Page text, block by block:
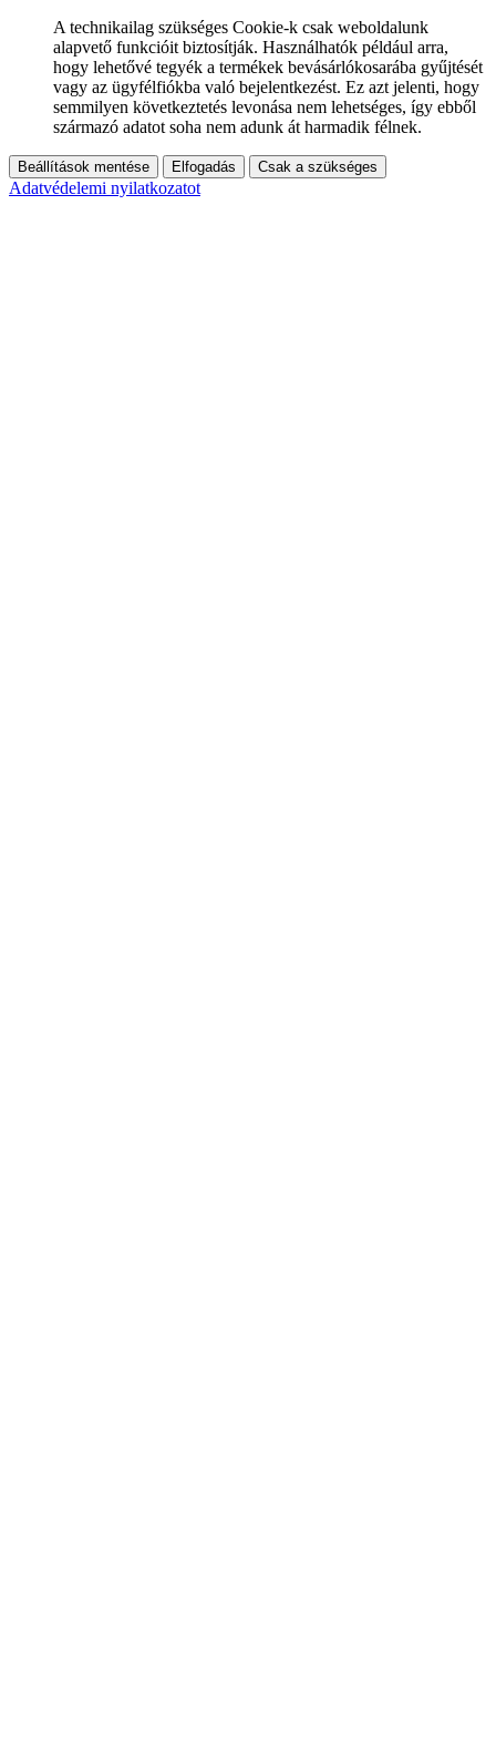
A technikailag szükséges Cookie-k csak weboldalunk
alapvető funkcióit biztosítják. Használhatók például arra,
hogy lehetővé tegyék a termékek bevásárlókosarába gyűjtését
vagy az ügyfélfiókba való bejelentkezést. Ez azt jelenti, hogy
semmilyen következtetés levonása nem lehetséges, így ebből
származó adatot soha nem adunk át harmadik félnek.
Beállítások mentése Elfogadás Csak a szükséges
Adatvédelemi nyilatkozatot